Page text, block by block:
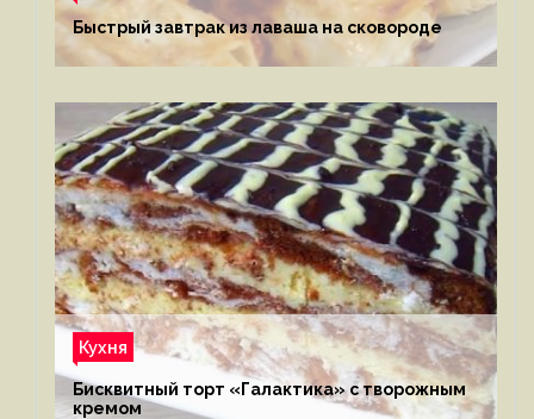
Быстрый завтрак из лаваша на сковороде
Кухня
Бисквитный торт «Галактика» с творожным
кремом